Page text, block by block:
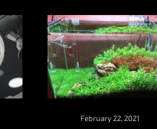
February 22, 2021